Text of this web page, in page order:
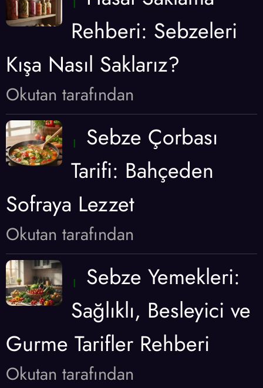
Rehberi: Sebzeleri
Kışa Nasıl Saklarız?
Okutan tarafından
Sebze Çorbası
Tarifi: Bahçeden
Sofraya Lezzet
Okutan tarafından
Sebze Yemekleri:
Sağlıklı, Besleyici ve
Gurme Tarifler Rehberi
Okutan tarafından